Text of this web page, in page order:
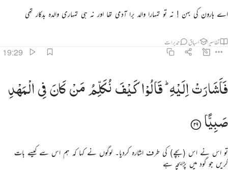
اے ہارون کی بہن ! نہ تو تمہارا والد برا آدمی تھا اور نہ ہی تمہاری والدہ بدکار تھی
تفاسیر اسباق تدبرات
19:29
فاشارت اليه قالوا كيف نكلم من كان في المهد صبيا ٢٩
فَأَشَارَتْ إِلَيْهِ ۖ قَالُوا۟ كَيْفَ نُكَلِّمُ مَن كَانَ فِى ٱلْمَهْدِ صَبِيًّۭا ٢٩
فَاَشَارَتْاِلَیْهِ ؕ قَالُوْاكَیْفَنُكَلِّمُمَنْكَانَفِیالْمَهْدِ
صَبِیًّا
تو اس نے اس (بچے) کی طرف اشارہ کردیا۔ لوگوں نے کہا کہ ہم اس سے کیسے بات
کریں جو گود میں پڑابچہ ہے